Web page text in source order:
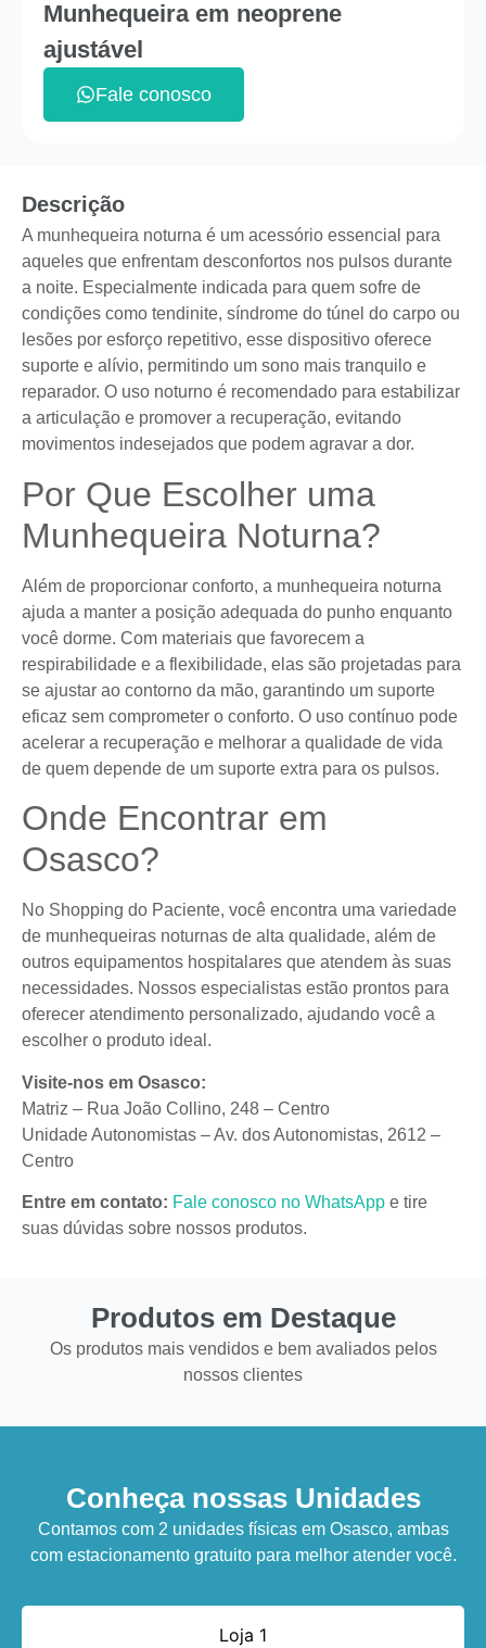
Munhequeira em neoprene
ajustável
Fale conosco
Descrição
A munhequeira noturna é um acessório essencial para
aqueles que enfrentam desconfortos nos pulsos durante
a noite. Especialmente indicada para quem sofre de
condições como tendinite, síndrome do túnel do carpo ou
lesões por esforço repetitivo, esse dispositivo oferece
suporte e alívio, permitindo um sono mais tranquilo e
reparador. O uso noturno é recomendado para estabilizar
a articulação e promover a recuperação, evitando
movimentos indesejados que podem agravar a dor.
Por Que Escolher uma
Munhequeira Noturna?
Além de proporcionar conforto, a munhequeira noturna
ajuda a manter a posição adequada do punho enquanto
você dorme. Com materiais que favorecem a
respirabilidade e a flexibilidade, elas são projetadas para
se ajustar ao contorno da mão, garantindo um suporte
eficaz sem comprometer o conforto. O uso contínuo pode
acelerar a recuperação e melhorar a qualidade de vida
de quem depende de um suporte extra para os pulsos.
Onde Encontrar em
Osasco?
No Shopping do Paciente, você encontra uma variedade
de munhequeiras noturnas de alta qualidade, além de
outros equipamentos hospitalares que atendem às suas
necessidades. Nossos especialistas estão prontos para
oferecer atendimento personalizado, ajudando você a
escolher o produto ideal.
Visite-nos em Osasco:
Matriz – Rua João Collino, 248 – Centro
Unidade Autonomistas – Av. dos Autonomistas, 2612 –
Centro
Entre em contato: Fale conosco no WhatsApp e tire
suas dúvidas sobre nossos produtos.
Produtos em Destaque
Os produtos mais vendidos e bem avaliados pelos
nossos clientes
Conheça nossas Unidades
Contamos com 2 unidades físicas em Osasco, ambas
com estacionamento gratuito para melhor atender você.
Loja 1